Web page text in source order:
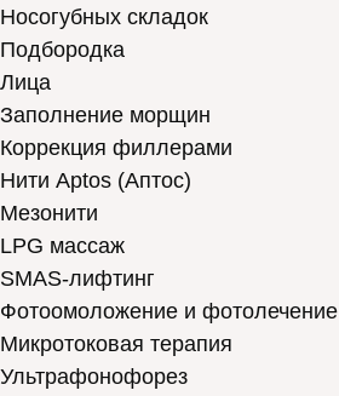
Носогубных складок
Подбородка
Лица
Заполнение морщин
Коррекция филлерами
Нити Aptos (Аптос)
Мезонити
LPG массаж
SMAS-лифтинг
Фотоомоложение и фотолечение
Микротоковая терапия
Ультрафонофорез